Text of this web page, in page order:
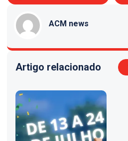
ACM news
Artigo relacionado